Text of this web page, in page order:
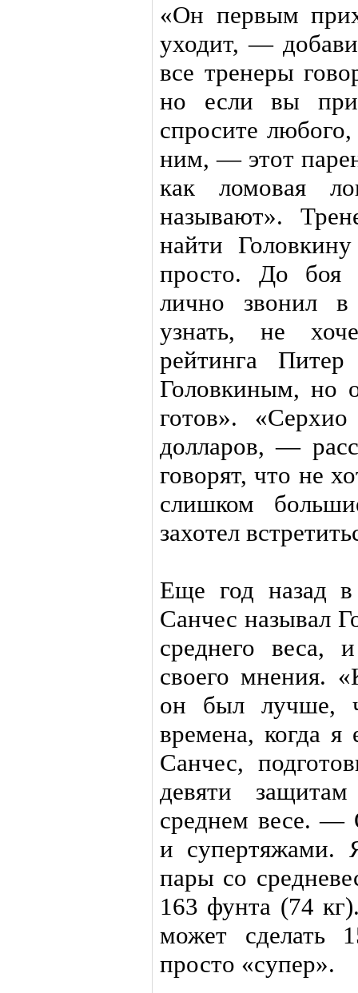
«Он первым
уходит, —
все тренеры
но если вы
спросите
ним, — этот
как ломовая
называют».
найти
просто. До
лично звонил
узнать, не
рейтинга
Головкиным, но
готов».
долларов, —
говорят, что не
слишком
захотел
Еще год назад в
Санчес называл
среднего
своего мнения.
он был лучше,
времена, когда я
Санчес,
девяти
среднем весе. —
и супертяжами.
пары со
163 фунта (74
может сделать
просто «супер».